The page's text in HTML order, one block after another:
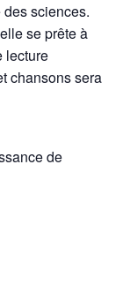
des sciences.
se prête à
lecture
chansons sera
de